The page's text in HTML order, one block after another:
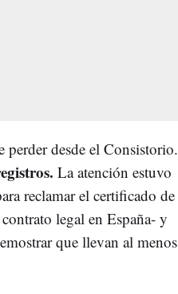
desde el Consistorio.
La atención estuvo
reclamar el certificado de
legal en España- y
que llevan al menos